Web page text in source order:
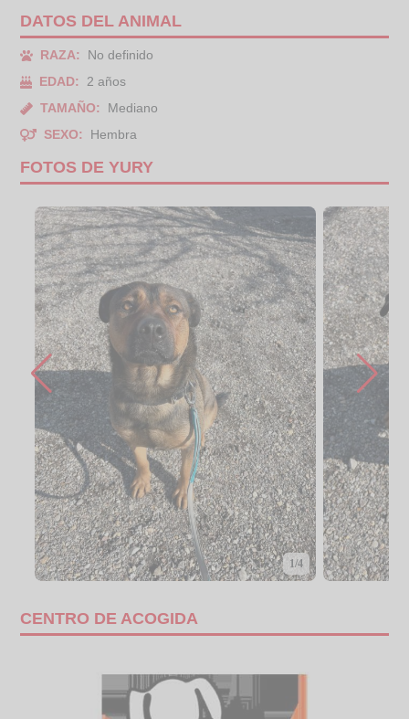
DATOS DEL ANIMAL
RAZA:
No definido
EDAD:
2 años
TAMAÑO:
Mediano
SEXO:
Hembra
FOTOS DE YURY
1/4
CENTRO DE ACOGIDA